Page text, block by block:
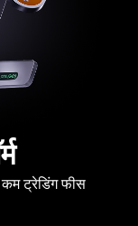
कम ट्रेडिंग फीस